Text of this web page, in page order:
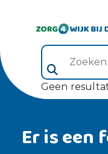
Zoeken (veld
Geen
Er is een